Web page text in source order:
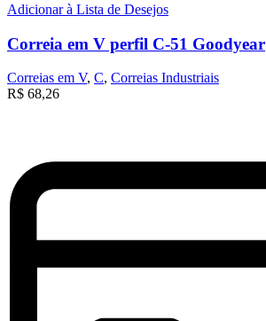
Adicionar à Lista de Desejos
Correia em V perfil C-51 Goodyear
Correias em V, C, Correias Industriais
R$ 68,26